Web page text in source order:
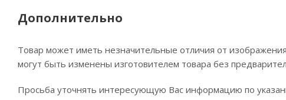
Дополнительно
Товар может иметь незначительные отличия от
могут быть изменены изготовителем товара без
Просьба уточнять интересующую Вас информацию по